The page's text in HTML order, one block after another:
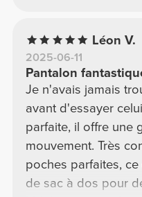
Léon V.
2025-06-11
Pantalon
Je n'avais jamais
avant d'essayer
parfaite, il offre une
mouvement. Très
poches parfaites,
de sac à dos pour